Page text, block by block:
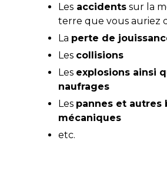
Les accidents sur la
terre que vous auriez
La perte de
Les collisions
Les explosions ainsi
naufrages
Les pannes et autres
mécaniques
etc.